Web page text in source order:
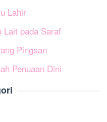
Lahir
Lait pada Saraf
Pingsan
Penuaan Dini